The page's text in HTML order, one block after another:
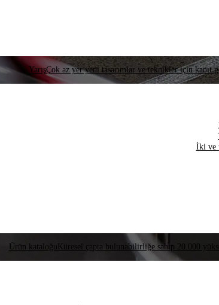
YarışÇok az yer yeni tasarımlar ve teknikler için kanıt
İki ve
Ürün kataloğu Küresel çapta bulunabilirliğe sahip 20.000